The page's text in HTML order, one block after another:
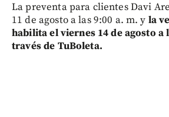
La preventa para clientes Davi
11 de agosto a las 9:00 a. m. y la
habilita el viernes 14 de agosto a
través de TuBoleta.